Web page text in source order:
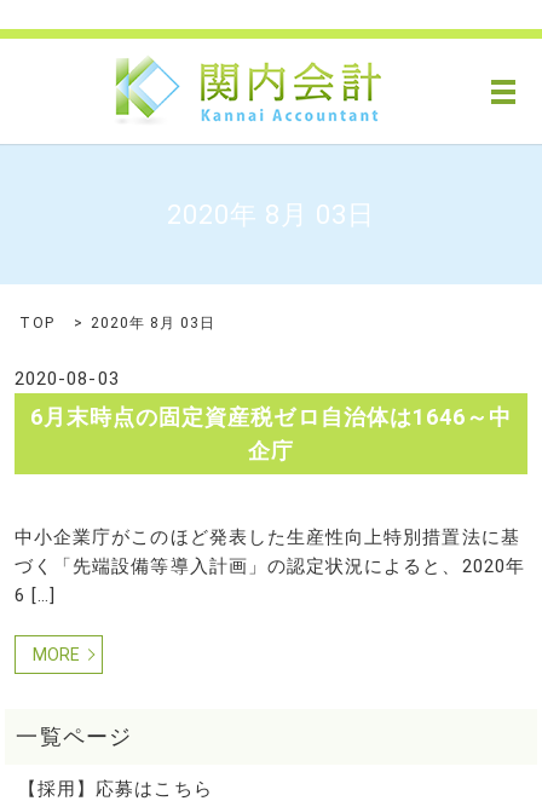
メ
2020年 8月 03日
TOP 2020年 8月 03日
2020-08-03
6月末時点の固定資産税ゼロ自治体は1646～中
企庁
中小企業庁がこのほど発表した生産性向上特別措置法に基
づく「先端設備等導入計画」の認定状況によると、2020年
6 […]
MORE
【採用】応募はこちら